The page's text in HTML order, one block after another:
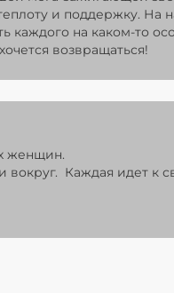
и поддержку. На
каждого на каком-то
возвращаться!
женщин.
вокруг. Каждая идет к